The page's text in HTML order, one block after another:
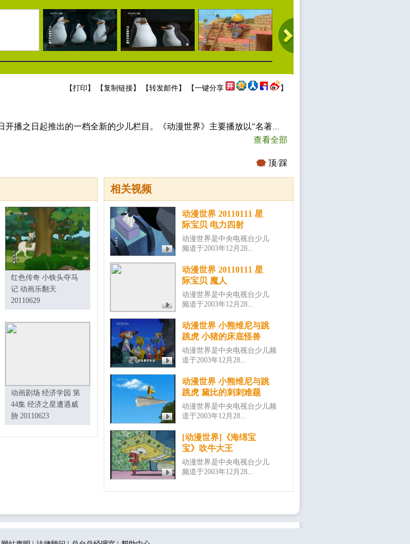
【打印 】 【复制链接】 【转发邮件】 【一键分享 】
开播之日起推出的一档全新的少儿栏目。《动漫世界》主要播放以“名著...
查看全部
顶/踩
相关视频
动漫世界 20110111 星
际宝贝 电力四射
动漫世界是中央电视台少儿
频道于2003年12月28...
动漫世界 20110111 星
际宝贝 魔人
动漫世界是中央电视台少儿
频道于2003年12月28...
动漫世界 小熊维尼与跳
跳虎 小猪的床底怪兽
动漫世界是中央电视台少儿频
道于2003年12月28...
动漫世界 小熊维尼与跳
跳虎 黛比的刺刺难题
动漫世界是中央电视台少儿频
道于2003年12月28...
[动漫世界]《海绵宝
宝》吹牛大王
动漫世界是中央电视台少儿
频道于2003年12月28...
红色传奇 小铁头夺马
记 动画乐翻天
20110629
动画剧场 经济学园 第
44集 经济之星遭遇威
胁 20110623